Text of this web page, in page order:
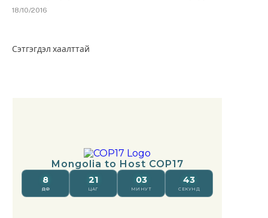
18/10/2016
Сэтгэгдэл хаалттай